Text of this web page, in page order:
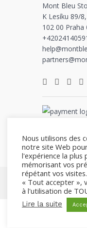
Mont Bleu
K Lesíku 89/
102 00 Praha
Nous utilisons des
notre site Web
l'expérience la plus
mémorisant vos
répétant vos
« Tout accepter »,
à l'utilisation de
Lire la suite